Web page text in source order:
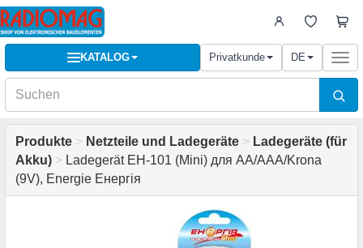
KATALOG Privatkunde DE
Produkte > Netzteile und Ladegeräte > Ladegeräte (für
Akku) > Ladegerät EH-101 (Mini) для АА/ААА/Krona
(9V), Energie Енергія